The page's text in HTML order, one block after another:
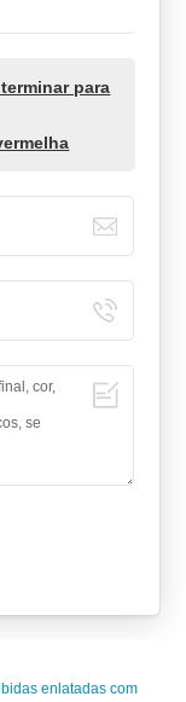
para
enlatadas com